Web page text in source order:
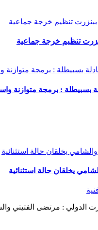
تنظيم خرجة جماعية
بسبيطلة : برمجة متوازنة
يخلقان حالة استثنائية
الدولي : مرتضى الفتيتي